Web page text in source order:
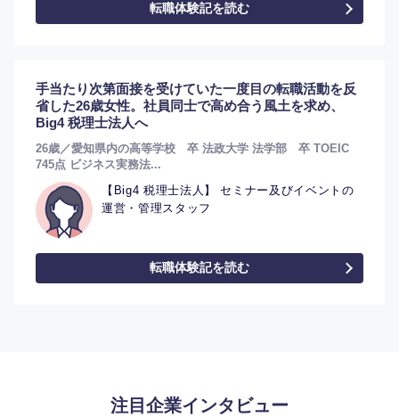
転職体験記を読む
手当たり次第面接を受けていた一度目の転職活動を反
省した26歳女性。社員同士で高め合う風土を求め、
Big4 税理士法人へ
26歳／愛知県内の高等学校 卒 法政大学 法学部 卒 TOEIC
745点 ビジネス実務法...
【Big4 税理士法人】 セミナー及びイベントの
運営・管理スタッフ
転職体験記を読む
注目企業インタビュー